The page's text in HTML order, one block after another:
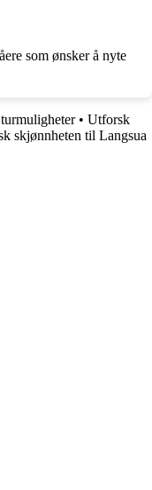
som ønsker å nyte
• Utforsk
skjønnheten til Langsua